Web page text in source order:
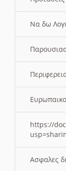
Να δω
https://
Ασφαλες